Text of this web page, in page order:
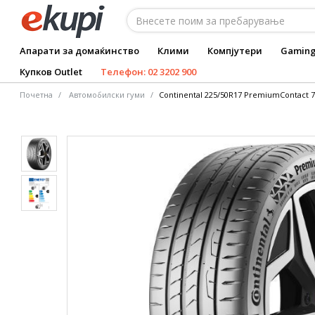
Апарати за домаќинство Клими Компјутери
Купков Outlet
Телефон: 02 3202 900
Почетна Автомобилски гуми Continental 225/50R17 PremiumContact 7